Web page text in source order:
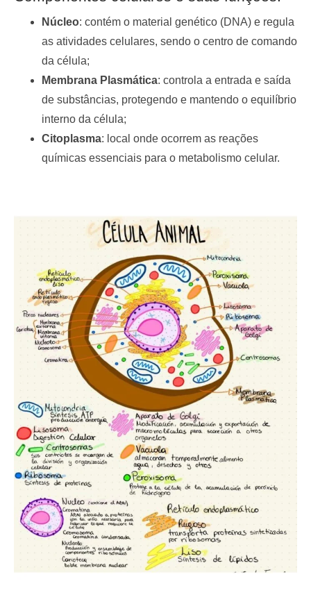
Núcleo: contém o material genético (DNA) e regula
as atividades celulares, sendo o centro de comando
da célula;
Membrana Plasmática: controla a entrada e saída
de substâncias, protegendo e mantendo o equilíbrio
interno da célula;
Citoplasma: local onde ocorrem as reações
químicas essenciais para o metabolismo celular.